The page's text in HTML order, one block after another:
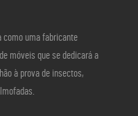
como uma fabricante
móveis que se dedicará a
à prova de insectos,